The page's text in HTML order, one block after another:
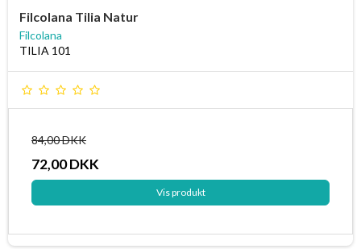
Filcolana Tilia Natur
Filcolana
TILIA 101
84,00 DKK
72,00 DKK
Vis produkt